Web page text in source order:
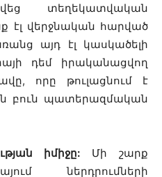
տեղեկատվական
էլ վերջնական հարված
այդ էլ կասկածելի
դեմ իրականացվող
որը թուլացնում է
բուն պատերազմական
իմիջը: Մի շարք
ներդրումների